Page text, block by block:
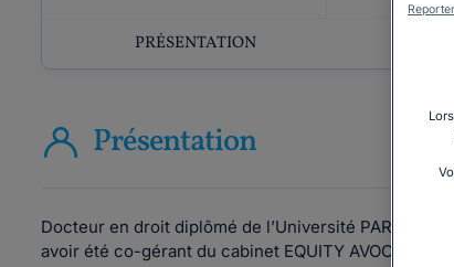
PRÉSENTATION
Présentation
Docteur en droit diplômé de l’Université PARIS II,
avoir été co-gérant du cabinet EQUITY AVOCATS